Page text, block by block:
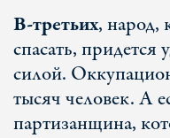
В-третьих, народ,
спасать,
силой.
тысяч человек. А
партизанщина,